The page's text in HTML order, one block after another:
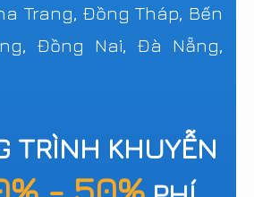
Trang, Đồng Tháp, Bến
Đồng Nai, Đà Nẵng,
TRÌNH KHUYỄN